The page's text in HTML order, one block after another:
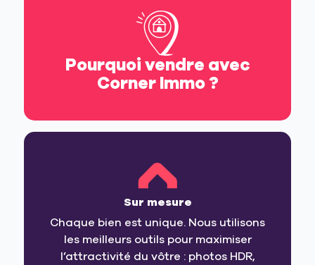
Pourquoi vendre avec
Corner Immo ?
Sur mesure
Chaque bien est unique. Nous utilisons
les meilleurs outils pour maximiser
l’attractivité du vôtre : photos HDR,